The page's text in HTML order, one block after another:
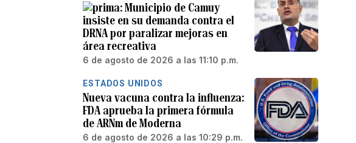
Municipio de Camuy
insiste en su demanda contra el
DRNA por paralizar mejoras en
área recreativa
6 de agosto de 2026 a las 11:10 p.m.
ESTADOS UNIDOS
Nueva vacuna contra la influenza:
FDA aprueba la primera fórmula
de ARNm de Moderna
6 de agosto de 2026 a las 10:29 p.m.